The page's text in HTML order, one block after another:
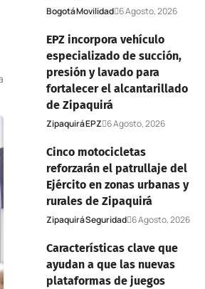
BogotáMovilidad 6 Agosto, 2026
EPZ incorpora vehículo
especializado de succión,
presión y lavado para
fortalecer el alcantarillado
de Zipaquirá
ZipaquiráEPZ 6 Agosto, 2026
Cinco motocicletas
reforzarán el patrullaje del
Ejército en zonas urbanas y
rurales de Zipaquirá
ZipaquiráSeguridad 6 Agosto, 2026
Características clave que
ayudan a que las nuevas
plataformas de juegos